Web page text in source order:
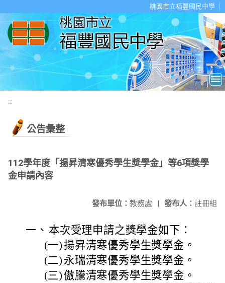
桃園市立福豐國民中學
:::
公告彙整
112學年度「揚昇清寒優秀學生獎學金」等6項獎學
金申請內容
發布人： 註冊組
發布單位： 教務處 |
一、 本次受理申請之獎學金如下：
(一)揚昇清寒優秀學生獎學金。
(二) 永瑞清寒優秀學生獎學金。
(三)傲騰清寒優秀學生獎學金。